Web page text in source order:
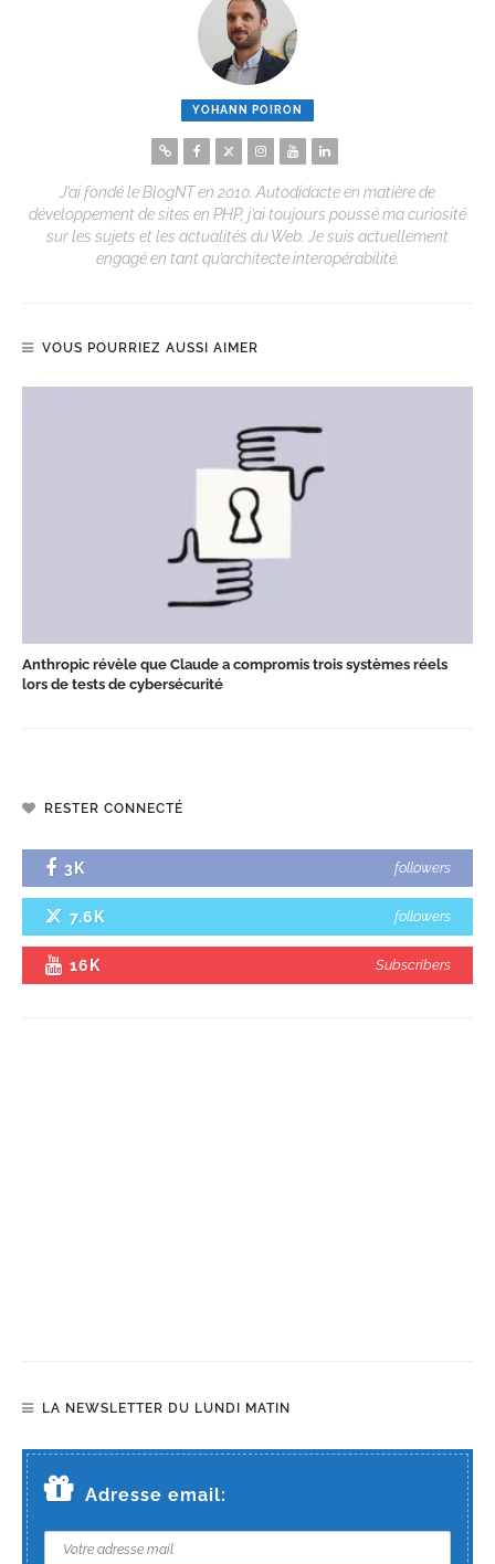
YOHANN POIRON
J’ai fondé le BlogNT en 2010. Autodidacte en matière de
développement de sites en PHP, j’ai toujours poussé ma curiosité
sur les sujets et les actualités du Web. Je suis actuellement
engagé en tant qu’architecte interopérabilité.
VOUS POURRIEZ AUSSI AIMER
Anthropic révèle que Claude a compromis trois systèmes réels
lors de tests de cybersécurité
RESTER CONNECTÉ
3K followers
7.6K followers
16K Subscribers
LA NEWSLETTER DU LUNDI MATIN
Adresse email: